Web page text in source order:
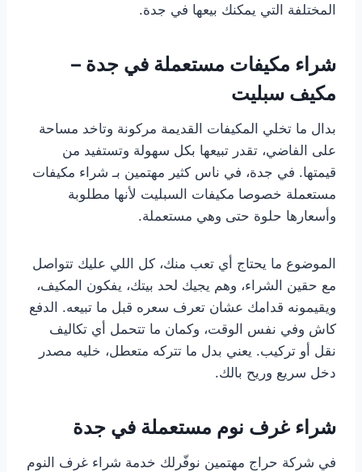
المختلفة التي يمكنك بيعها في جدة.
شراء مكيفات مستعملة في جدة –
مكيف سبليت
بدال ما تخلي المكيفات القديمة مركونة وتاخد مساحة
على الفاضي، تقدر تبيعها بكل سهولة وتستفيد من
قيمتها. في جدة، في ناس كثير مهتمين بـ شراء مكيفات
مستعملة خصوصا مكيفات السبليت لأنها مطلوبة
وأسعارها حلوة حتى وهي مستعملة.
الموضوع ما يحتاج أي تعب منك، كل اللي عليك تتواصل
مع حقين الشراء، وهم يجيك لحد بيتك، يفكون المكيف،
ويقيمونه قدامك عشان تعرف سعره قبل ما تبيعه. الدفع
كاش وفي نفس الوقت، وكمان ما تتحمل أي تكاليف
نقل أو تركيب. يعني بدل ما تتركه متعطل، خليه مصدر
دخل سريع وريح بالك.
شراء غرف نوم مستعملة في جدة
في شركة حراج مهتمين نوفّرلك خدمة شراء غرف النوم